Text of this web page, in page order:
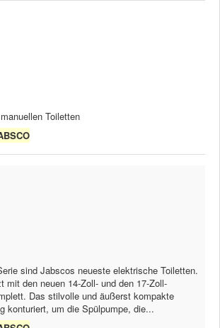
Toiletten
sind Jabscos neueste elektrische Toiletten.
mit den neuen 14-Zoll- und den 17-Zoll-
Das stilvolle und äußerst kompakte
konturiert, um die Spülpumpe, die...